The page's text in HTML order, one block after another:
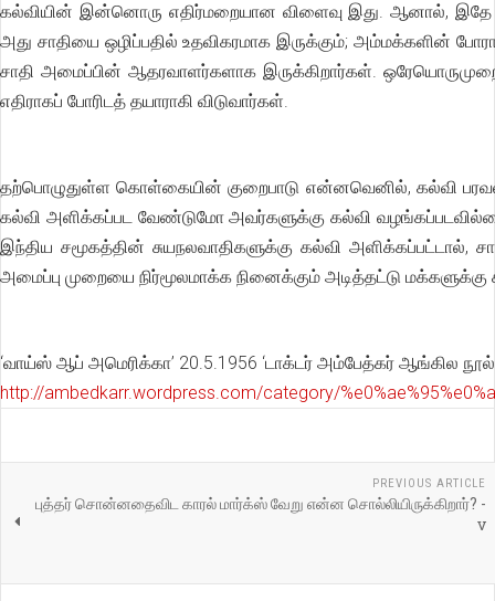
கல்வியின் இன்னொரு எதிர்மறையான விளைவு இது. ஆனால், இதே
அது சாதியை ஒழிப்பதில் உதவிகரமாக இருக்கும்; அம்மக்களின்
சாதி அமைப்பின் ஆதரவாளர்களாக இருக்கிறார்கள்.
எதிராகப் போரிடத் தயாராகி விடுவார்கள்.
தற்பொழுதுள்ள கொள்கையின் குறைபாடு என்னவெனில், கல்வி
கல்வி அளிக்கப்பட வேண்டுமோ அவர்களுக்கு கல்வி
இந்திய சமூகத்தின் சுயநலவாதிகளுக்கு கல்வி அளிக்கப்பட்டால்,
அமைப்பு முறையை நிர்மூலமாக்க நினைக்கும் அடித்தட்டு மக்களுக்கு
‘வாய்ஸ் ஆப் அமெரிக்கா’ 20.5.1956 ‘டாக்டர் அம்பேத்கர் ஆங்கில நூல்
http://ambedkarr.wordpress.com/category/
PREVIOUS ARTICLE
புத்தர் சொன்னதைவிட காரல் மார்க்ஸ் வேறு என்ன சொல்லியிருக்கிறார்? -
v